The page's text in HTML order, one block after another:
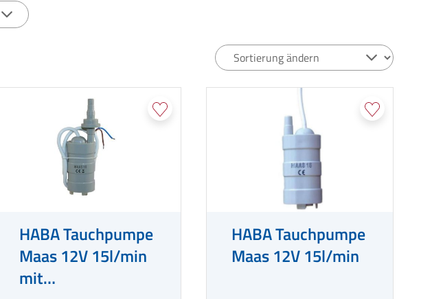
HABA Tauchpumpe
Maas 12V 15l/min
mit
HABA Tauchpumpe
Maas 12V 15l/min